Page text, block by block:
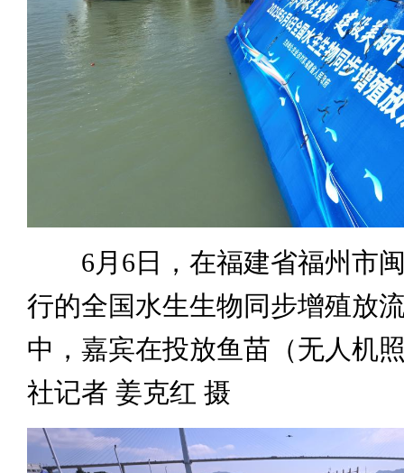
6月6日，在福建省福州市闽
行的全国水生生物同步增殖放
中，嘉宾在投放鱼苗（无人机
社记者 姜克红 摄